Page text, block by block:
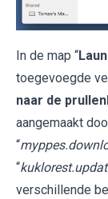
In de map “
toegevoegde
naar de
aangemaakt
“
“
verschillende